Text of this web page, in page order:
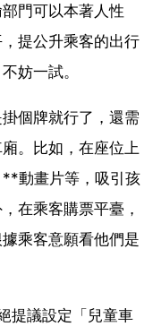
門可以本著人性
提公升乘客的出行
妨一試。
個牌就行了，還需
。比如，在座位上
動畫片等，吸引孩
在乘客購票平臺，
乘客意願看他們是
提議設定「兒童車